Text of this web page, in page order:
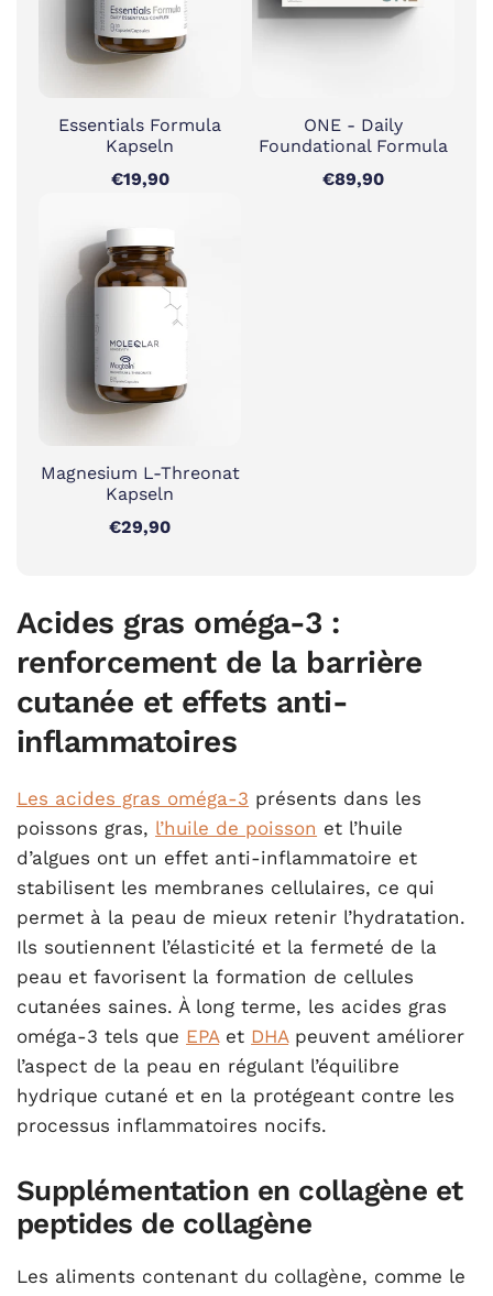
Essentials Formula
Kapseln
€19,90
ONE - Daily
Foundational Formula
€89,90
Magnesium L-Threonat
Kapseln
€29,90
Acides gras oméga-3 :
renforcement de la barrière
cutanée et effets anti-
inflammatoires
Les acides gras oméga-3 présents dans les
poissons gras, l’huile de poisson et l’huile
d’algues ont un effet anti-inflammatoire et
stabilisent les membranes cellulaires, ce qui
permet à la peau de mieux retenir l’hydratation.
Ils soutiennent l’élasticité et la fermeté de la
peau et favorisent la formation de cellules
cutanées saines. À long terme, les acides gras
oméga-3 tels que EPAet DHApeuvent améliorer
l’aspect de la peau en régulant l’équilibre
hydrique cutané et en la protégeant contre les
processus inflammatoires nocifs.
Supplémentation en collagène et
peptides de collagène
Les aliments contenant du collagène, comme le